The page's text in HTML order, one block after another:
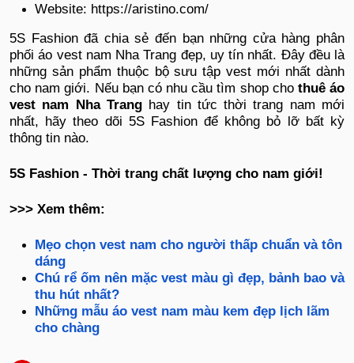
Website: https://aristino.com/
5S Fashion đã chia sẻ đến bạn những cửa hàng phân
phối áo vest nam Nha Trang đẹp, uy tín nhất. Đây đều là
những sản phẩm thuộc bộ sưu tập vest mới nhất dành
cho nam giới. Nếu bạn có nhu cầu tìm shop cho thuê áo
vest nam Nha Tranghay tin tức thời trang nam mới
nhất, hãy theo dõi 5S Fashion để không bỏ lỡ bất kỳ
thông tin nào.
5S Fashion - Thời trang chất lượng cho nam giới!
>>> Xem thêm:
Mẹo chọn vest nam cho người thấp chuẩn và tôn
dáng
Chú rể ốm nên mặc vest màu gì đẹp, bảnh bao và
thu hút nhất?
Những mẫu áo vest nam màu kem đẹp lịch lãm
cho chàng